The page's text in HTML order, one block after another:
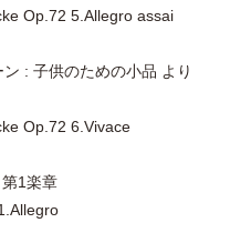
Op.72 5.Allegro assai
ン : 子供のための小品 より
Op.72 6.Vivace
1楽章